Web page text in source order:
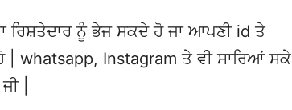
ਨੂੰ ਭੇਜ ਸਕਦੇ ਹੋ ਜਾ ਆਪਣੀ id ਤੇ
whatsapp, Instagram ਤੇ ਵੀ ਸਾਰਿਆਂ ਸਕੇ
|